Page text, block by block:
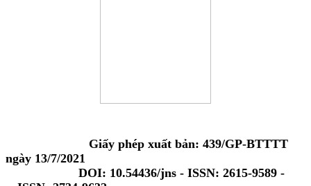
Giấy phép xuất bản: 439/GP-BTTTT
ngày 13/7/2021
DOI: 10.54436/jns - ISSN: 2615-9589 -